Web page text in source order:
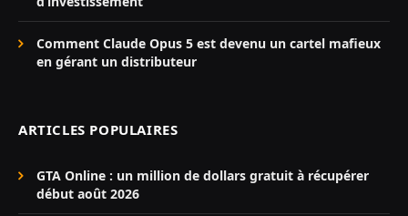
Comment Claude Opus 5 est devenu un cartel mafieux
en gérant un distributeur
ARTICLES POPULAIRES
GTA Online : un million de dollars gratuit à récupérer
début août 2026